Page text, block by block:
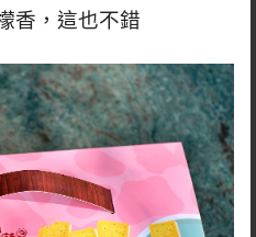
香，這也不錯